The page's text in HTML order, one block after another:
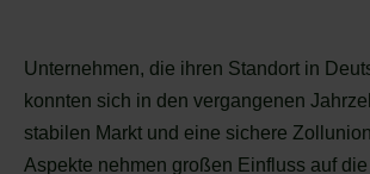
Unternehmen, die ihren Standort in
konnten sich in den vergangenen
stabilen Markt und eine sichere
Aspekte nehmen großen Einfluss auf